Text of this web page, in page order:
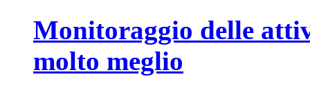
Monitoraggio delle
molto meglio